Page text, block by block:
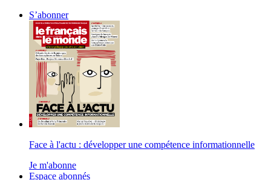
S’abonner
Face à l'actu : développer une compétence informationnelle
Je m'abonne
Espace abonnés